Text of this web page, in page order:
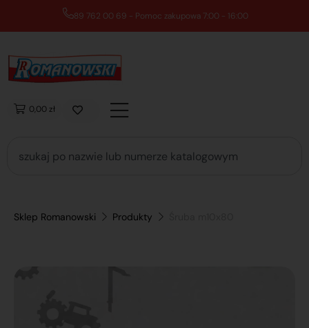
89 762 00 69 - Pomoc zakupowa 7:00 - 16:00
0,00 zł
Sklep Romanowski Produkty